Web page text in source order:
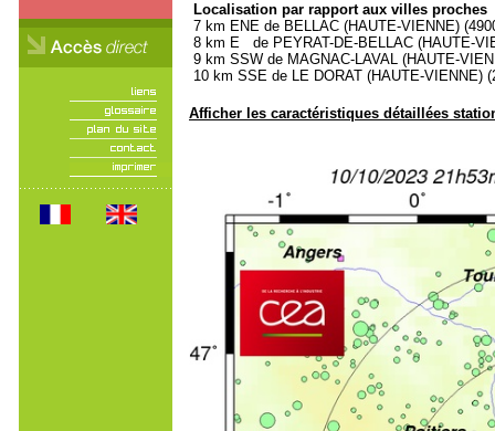
Localisation par rapport aux villes proches
7 km ENE de BELLAC (HAUTE-VIENNE)
8 km E de PEYRAT-DE-BELLAC (HAUTE-
9 km SSW de MAGNAC-LAVAL (HAUTE-
10 km SSE de LE DORAT (HAUTE-VIENNE)
Afficher les caractéristiques détaillées